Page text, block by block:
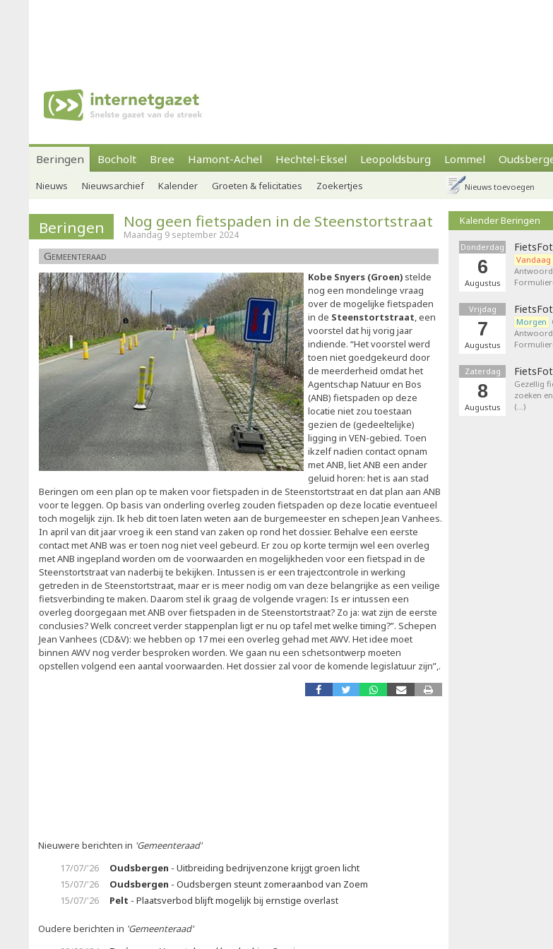
Beringen Bocholt Bree Hamont-Achel Hechtel-Eksel Leopoldsburg Lommel
Nieuws Nieuwsarchief Kalender Groeten & felicitaties Zoekertjes Nieuws toevoegen
Beringen Nog geen fietspaden in de Steenstortstraat
Maandag 9 september 2024
Gemeenteraad
Kobe Snyers (Groen) stelde
nog een mondelinge vraag
over de mogelijke fietspaden
in de Steenstortstraat, een
voorstel dat hij vorig jaar
indiende. “Het voorstel werd
toen niet goedgekeurd door
de meerderheid omdat het
Agentschap Natuur en Bos
(ANB) fietspaden op deze
locatie niet zou toestaan
gezien de (gedeeltelijke)
ligging in VEN-gebied. Toen
ikzelf nadien contact opnam
met ANB, liet ANB een ander
geluid horen: het is aan stad
Beringen om een plan op te maken voor fietspaden in de Steenstortstraat en dat plan aan ANB
voor te leggen. Op basis van onderling overleg zouden fietspaden op deze locatie eventueel
toch mogelijk zijn. Ik heb dit toen laten weten aan de burgemeester en schepen Jean Vanhees.
In april van dit jaar vroeg ik een stand van zaken op rond het dossier. Behalve een eerste
contact met ANB was er toen nog niet veel gebeurd. Er zou op korte termijn wel een overleg
met ANB ingepland worden om de voorwaarden en mogelijkheden voor een fietspad in de
Steenstortstraat van naderbij te bekijken. Intussen is er een trajectcontrole in werking
getreden in de Steenstortstraat, maar er is meer nodig om van deze belangrijke as een veilige
fietsverbinding te maken. Daarom stel ik graag de volgende vragen: Is er intussen een
overleg doorgegaan met ANB over fietspaden in de Steenstortstraat? Zo ja: wat zijn de eerste
conclusies? Welk concreet verder stappenplan ligt er nu op tafel met welke timing?”. Schepen
Jean Vanhees (CD&V): we hebben op 17 mei een overleg gehad met AWV. Het idee moet
binnen AWV nog verder besproken worden. We gaan nu een schetsontwerp moeten
opstellen volgend een aantal voorwaarden. Het dossier zal voor de komende legislatuur zijn”,.
Nieuwere berichten in 'Gemeenteraad'
17/07/'26
Oudsbergen - Uitbreiding bedrijvenzone krijgt groen licht
15/07/'26
Oudsbergen - Oudsbergen steunt zomeraanbod van Zoem
15/07/'26
Pelt - Plaatsverbod blijft mogelijk bij ernstige overlast
Oudere berichten in 'Gemeenteraad'
Kalender Beringen
Donderdag
6
Augustus
Vandaag
Vrijdag
7
Augustus
Morgen
Zaterdag
8
Augustus
Gezellig
zoeken
(…)